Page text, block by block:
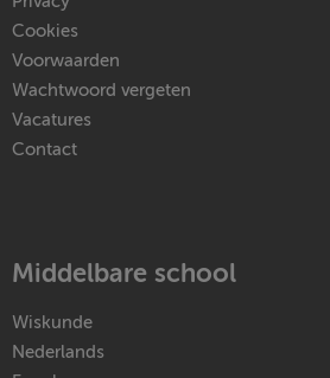
Cookies
Voorwaarden
Wachtwoord vergeten
Vacatures
Contact
Middelbare school
Wiskunde
Nederlands